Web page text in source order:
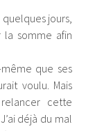
jours,
somme afin
que ses
voulu. Mais
cette
déjà du mal